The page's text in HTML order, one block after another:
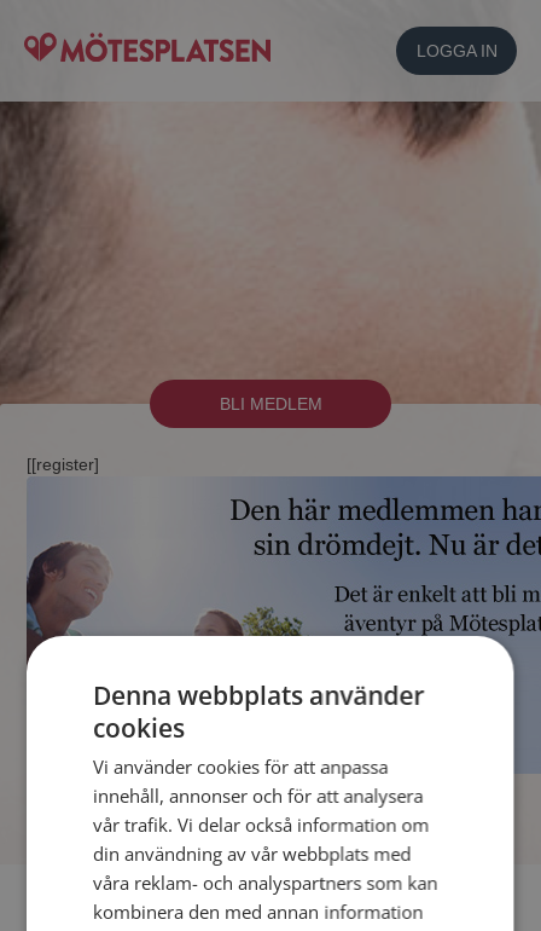
LOGGA IN
BLI MEDLEM
[[register]
Fler singlar
Denna webbplats använder
cookies
Vi använder cookies för att anpassa
innehåll, annonser och för att analysera
vår trafik. Vi delar också information om
din användning av vår webbplats med
våra reklam- och analyspartners som kan
kombinera den med annan information